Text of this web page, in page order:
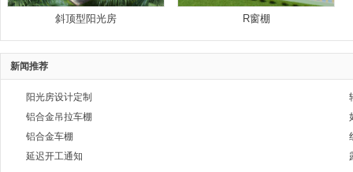
斜顶型阳光房 R窗棚
新闻推荐
阳光房设计定制
铝合金吊拉车棚
铝合金车棚
延迟开工通知